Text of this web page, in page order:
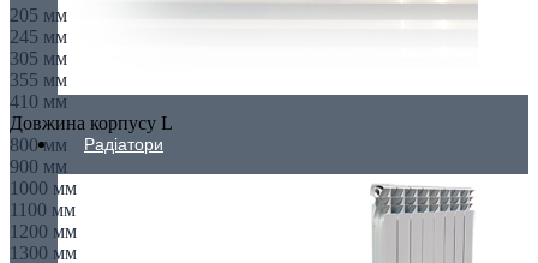
Радіатори
205 мм
245 мм
305 мм
355 мм
410 мм
Довжина корпусу L
800 мм
900 мм
1000 мм
1100 мм
1200 мм
1300 мм